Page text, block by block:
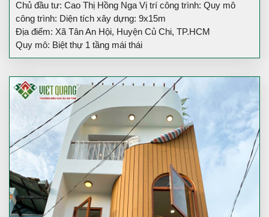
Chủ đầu tư: Cao Thị Hồng Nga Vị trí công trình: Quy mô
công trình: Diện tích xây dựng: 9x15m
Địa điểm: Xã Tân An Hội, Huyện Củ Chi, TP.HCM
Quy mô: Biệt thự 1 tầng mái thái